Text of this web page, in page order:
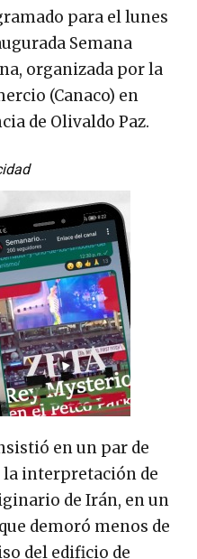
para el lunes
Semana
organizada por la
(Canaco) en
de Olivaldo Paz.
en un par de
interpretación de
de Irán, en un
demoró menos de
del edificio de